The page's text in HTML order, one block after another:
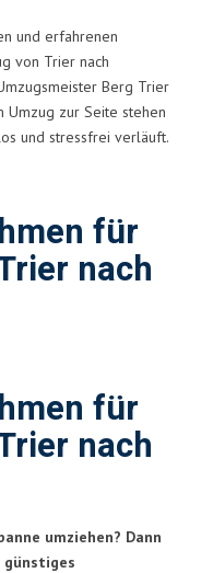
und erfahrenen
von Trier nach
Berg Trier
Umzug zur Seite stehen
und stressfrei verläuft.
für
nach
für
nach
umziehen? Dann
günstiges